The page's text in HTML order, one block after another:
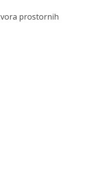
prostornih